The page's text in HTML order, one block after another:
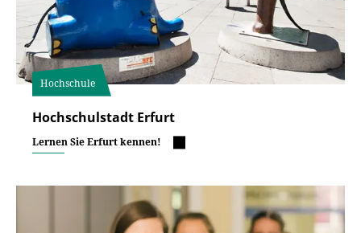
Hochschule
Hochschulstadt Erfurt
Lernen Sie Erfurt kennen!